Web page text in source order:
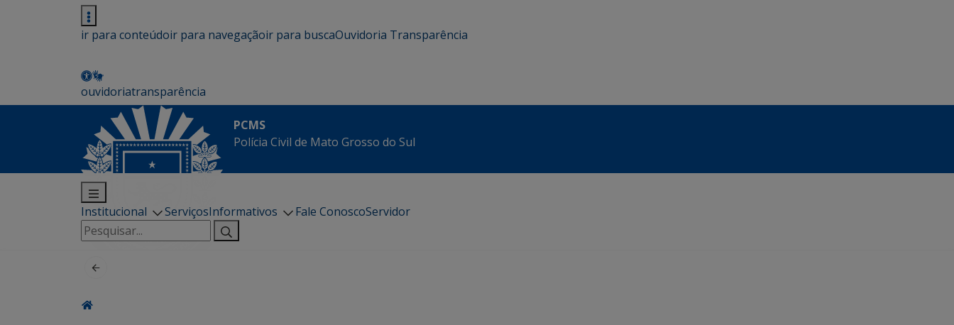
ir para conteúdoir para navegaçãoir para buscaOuvidoria Transparência
ouvidoriatransparência
PCMS
Polícia Civil de Mato Grosso do Sul
Institucional ServiçosInformativos Fale ConoscoServidor
Pesquisar
por: